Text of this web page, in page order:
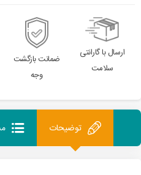
ارسال با گارانتی
سلامت
ضمانت بازگشت
وجه
توضیحات